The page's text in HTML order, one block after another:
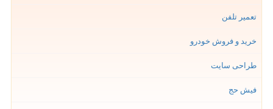
تعمیر تلفن
خرید و فروش خودرو
طراحی سایت
فیش حج